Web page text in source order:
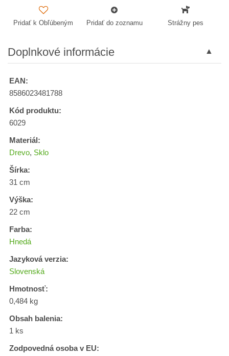
Pridať k Obľúbeným Pridať do zoznamu Strážny pes
Doplnkové informácie
EAN:
8586023481788
Kód produktu:
6029
Materiál:
Drevo, Sklo
Šírka:
31 cm
Výška:
22 cm
Farba:
Hnedá
Jazyková verzia:
Slovenská
Hmotnosť:
0,484 kg
Obsah balenia:
1 ks
Zodpovedná osoba v EU: